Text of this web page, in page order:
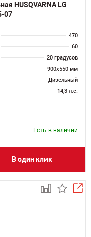
HUSQVARNA LG
07
470
60
20 градусов
900х550 мм
Дизельный
14,3 л.с.
Есть в наличии
В один клик